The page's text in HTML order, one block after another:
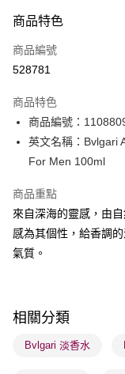
信用卡
Apple Pay
PayMe
WeChat Pay
送貨方式
順豐自助櫃 - 確認發
每筆HK$65.00，滿
每筆HK$65.00，滿
確認發貨後1-3 工作
商品特色
商品編號
528781
商品特色
商品編號：
英文名稱：Bvlgari
For Men 100ml
商品重點
來自深海的靈感，由
感為其個性，給香調
氣質。
相關分類
Bvlgari 淡香水